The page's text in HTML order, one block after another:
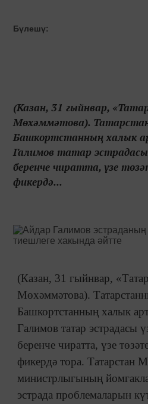
Бүлешү:
(Казан, 31 гыйнвар,
Мөхәммәтова).
Башкортстанның халык
Галимов татар
беренче чиратта, үзе
фикердә...
(Казан, 31 гыйнвар,
Мөхәммәтова).
Башкортстанның халык
Галимов татар эстрадасы
беренче чиратта, үзе
фикердә тора. Татарстан
министрлыгының
эстрада проблемаларын